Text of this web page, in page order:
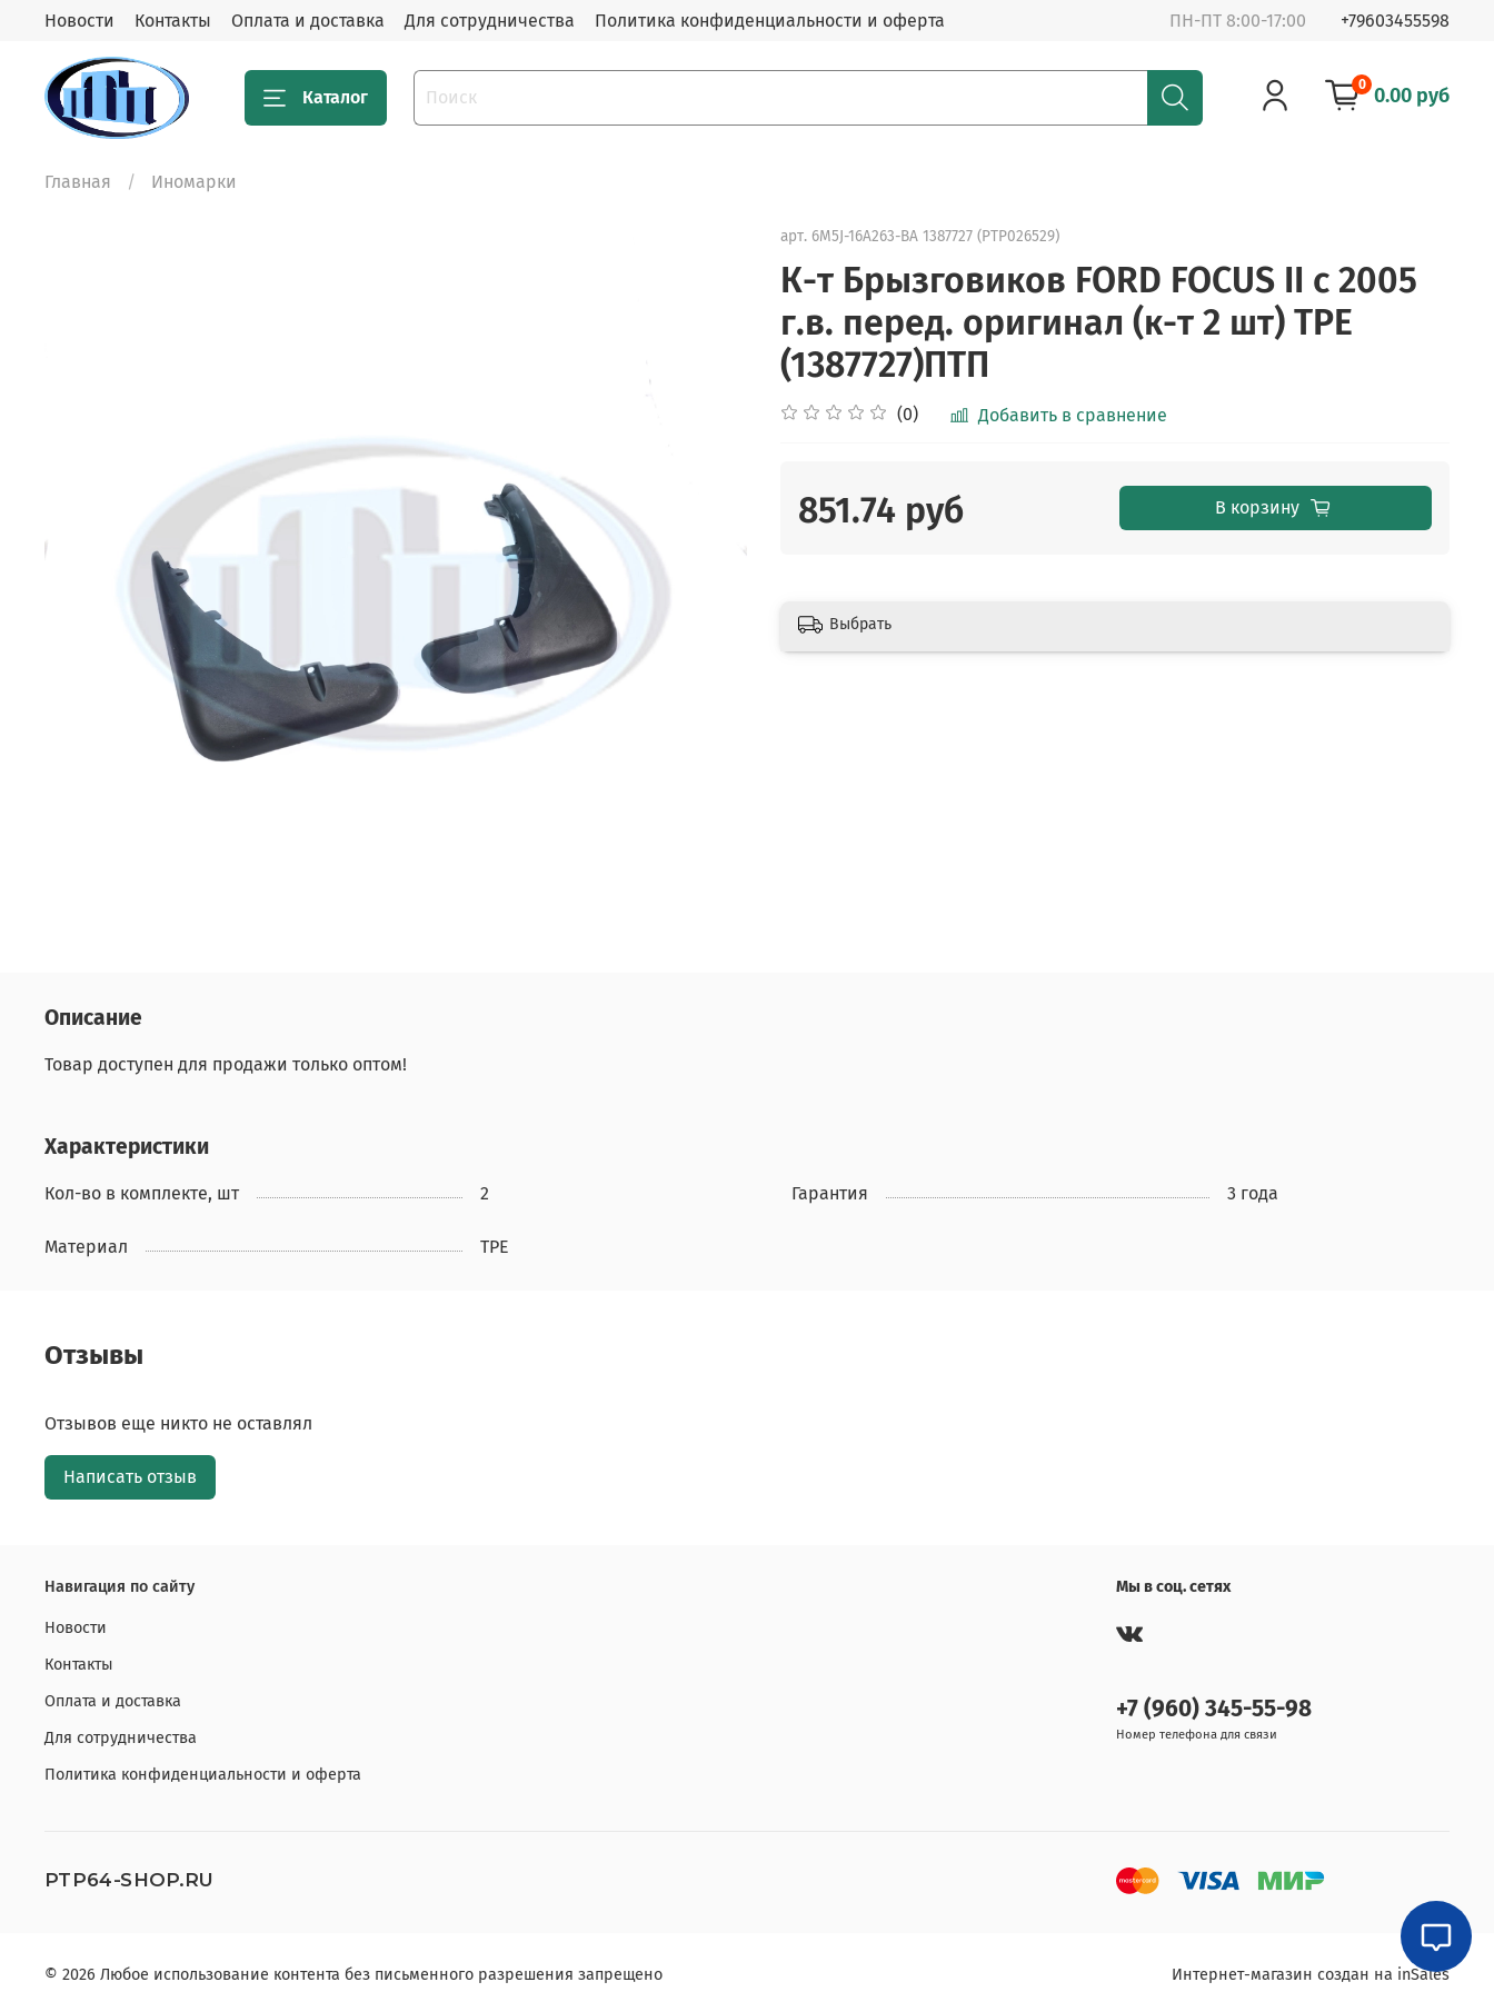
Новости Контакты Оплата и доставка Для сотрудничества Политика конфиденциальности и оферта ПН-ПТ 8:00-17:00 +79603455598
Каталог
0 0.00 руб
Главная Иномарки
арт. 6M5J-16A263-BA 1387727 (PTP026529)
К-т Брызговиков FORD FOCUS II с 2005
г.в. перед. оригинал (к-т 2 шт) ТРЕ
(1387727)ПТП
(0) Добавить в сравнение
851.74 руб В корзину
Выбрать
Описание
Товар доступен для продажи только оптом!
Характеристики
Кол-во в комплекте, шт 2 Гарантия 3 года
Материал TPE
Отзывы
Отзывов еще никто не оставлял
Написать отзыв
Навигация по сайту
Новости
Контакты
Оплата и доставка
Для сотрудничества
Политика конфиденциальности и оферта
Мы в соц. сетях
+7 (960) 345-55-98
Номер телефона для связи
PTP64-SHOP.RU
© 2026 Любое использование контента без письменного разрешения запрещено Интернет-магазин создан на inSales